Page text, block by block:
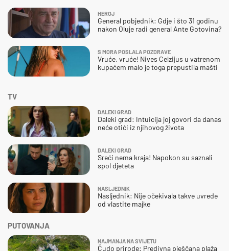
HEROJ
General pobjednik: Gdje i što 31 godinu
nakon Oluje radi general Ante Gotovina?
S MORA POSLALA POZDRAVE
Vruće, vruće! Nives Celzijus u vatrenom
kupaćem malo je toga prepustila mašti
TV
DALEKI GRAD
Daleki grad: Intuicija joj govori da danas
neće otići iz njihovog života
DALEKI GRAD
Sreći nema kraja! Napokon su saznali
spol djeteta
NASLJEDNIK
Nasljednik: Nije očekivala takve uvrede
od vlastite majke
PUTOVANJA
NAJMANJA NA SVIJETU
Čudo prirode: Predivna pješčana plaža